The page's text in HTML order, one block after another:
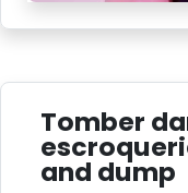
Tomber
and dump